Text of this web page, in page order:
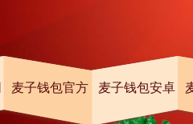
麦子钱包官方 麦子钱包安卓